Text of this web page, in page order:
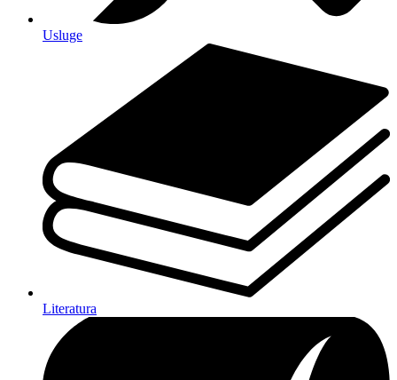
Usluge
Literatura